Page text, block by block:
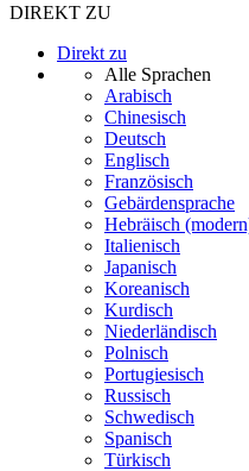
DIREKT ZU
Direkt zu
Alle Sprachen
Arabisch
Chinesisch
Deutsch
Englisch
Französisch
Gebärdensprache
Hebräisch
Italienisch
Japanisch
Koreanisch
Kurdisch
Niederländisch
Polnisch
Portugiesisch
Russisch
Schwedisch
Spanisch
Türkisch